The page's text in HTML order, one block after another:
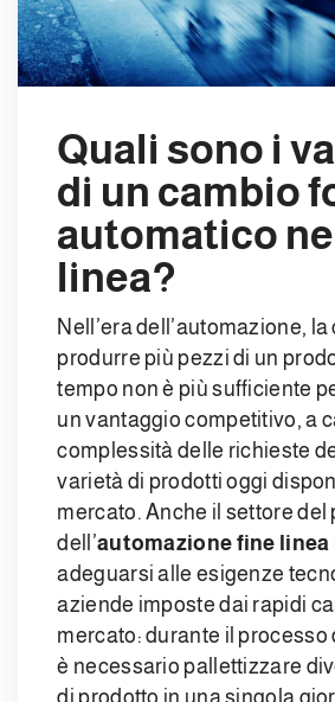
Quali sono i
di un cambio
automatico
linea?
Nell’era dell’automazione,
produrre più pezzi di un
tempo non è più sufficiente
un vantaggio competitivo, a
complessità delle richieste
varietà di prodotti oggi
mercato. Anche il settore del
dell’automazione fine linea
adeguarsi alle esigenze
aziende imposte dai rapidi
mercato: durante il processo
è necessario pallettizzare
di prodotto in una singola